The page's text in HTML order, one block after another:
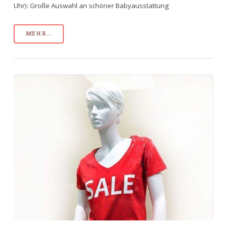
Uhr): Große Auswahl an schöner Babyausstattung
MEHR...